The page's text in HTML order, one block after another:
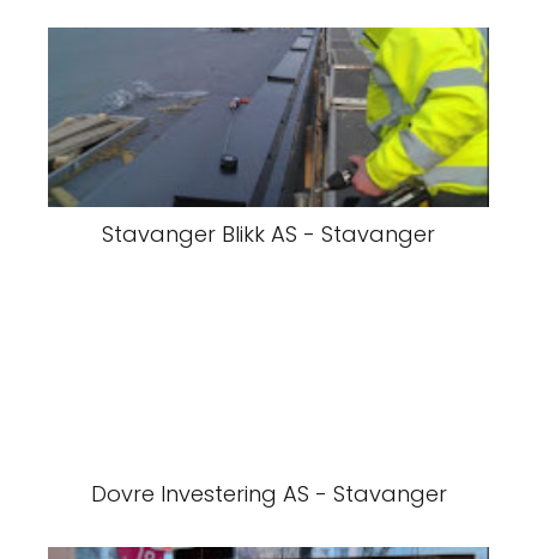
Stavanger Blikk AS - Stavanger
Dovre Investering AS - Stavanger